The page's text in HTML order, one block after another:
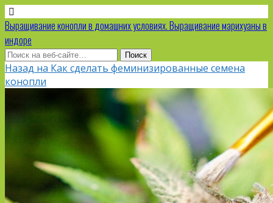
Выращивание конопли в домашних условиях. Выращивание марихуаны в
индоре
Назад на Как сделать феминизированные семена
конопли